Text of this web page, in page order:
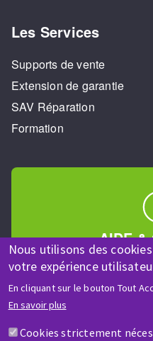
Nous utilisons des
votre expérience
En cliquant sur le bouton Tout
En savoir plus
Cookies strictement
Les Services
Supports de vente
Extension de garantie
SAV Réparation
Formation
AIDE &
Une question ?